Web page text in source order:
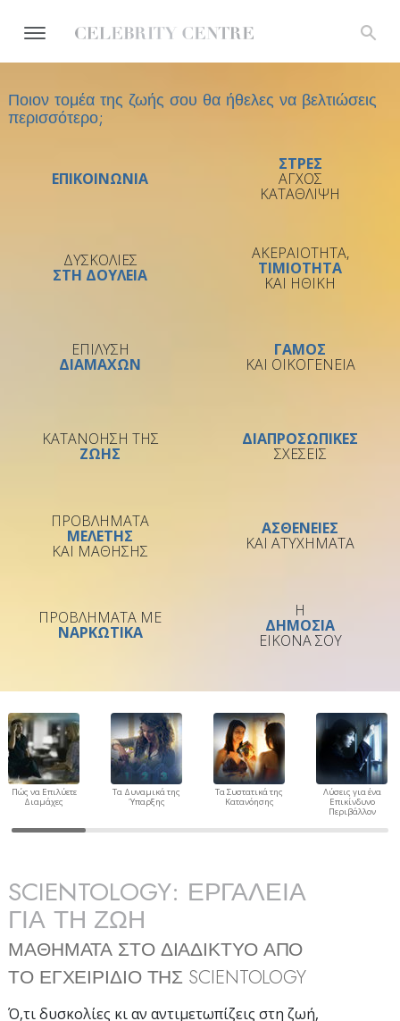
Ποιον τομέα της ζωής σου θα ήθελες να βελτιώσεις
περισσότερο;
ΕΠΙΚΟΙΝΩΝΙΑ
ΣΤΡΕΣ
ΑΓΧΟΣ
ΚΑΤΑΘΛΙΨΗ
ΔΥΣΚΟΛΙΕΣ
ΣΤΗ ΔΟΥΛΕΙΑ
ΑΚΕΡΑΙΟΤΗΤΑ,
ΤΙΜΙΟΤΗΤΑ
ΚΑΙ ΗΘΙΚΗ
ΕΠΙΛΥΣΗ
ΔΙΑΜΑΧΩΝ
ΓΑΜΟΣ
ΚΑΙ ΟΙΚΟΓΕΝΕΙΑ
ΚΑΤΑΝΟΗΣΗ ΤΗΣ
ΖΩΗΣ
ΔΙΑΠΡΟΣΩΠΙΚΕΣ
ΣΧΕΣΕΙΣ
ΠΡΟΒΛΗΜΑΤΑ
ΜΕΛΕΤΗΣ
ΚΑΙ ΜΑΘΗΣΗΣ
ΑΣΘΕΝΕΙΕΣ
ΚΑΙ ΑΤΥΧΗΜΑΤΑ
ΠΡΟΒΛΗΜΑΤΑ ΜΕ
ΝΑΡΚΩΤΙΚΑ
Η
ΔΗΜΟΣΙΑ
ΕΙΚΟΝΑ ΣΟΥ
Πώς να Επιλύετε
Διαμάχες
Τα Δυναμικά της
Ύπαρξης
Τα Συστατικά της
Κατανόησης
Λύσεις για ένα
Επικίνδυνο
Περιβάλλον
SCIENTOLOGY: ΕΡΓΑΛΕΙΑ
ΓΙΑ ΤΗ ΖΩΗ
ΜΑΘΗΜΑΤΑ ΣΤΟ ΔΙΑΔΙΚΤΥΟ ΑΠΟ
ΤΟ ΕΓΧΕΙΡΙΔΙΟ ΤΗΣ SCIENTOLOGY
Ό,τι δυσκολίες κι αν αντιμετωπίζεις στη ζωή,